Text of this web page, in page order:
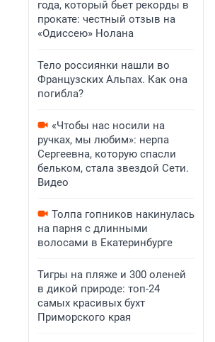
года, который бьет рекорды в
прокате: честный отзыв на
«Одиссею» Нолана
Тело россиянки нашли во
Французских Альпах. Как она
погибла?
«Чтобы нас носили на
ручках, мы любим»: нерпа
Сергеевна, которую спасли
бельком, стала звездой Сети.
Видео
Толпа гопников накинулась
на парня с длинными
волосами в Екатеринбурге
Тигры на пляже и 300 оленей
в дикой природе: топ-24
самых красивых бухт
Приморского края